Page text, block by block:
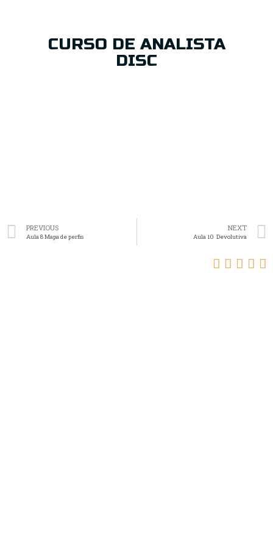
CURSO DE ANALISTA
DISC
PREVIOUS
Aula 8 Mapa de perfis
NEXT
Aula 10 Devolutiva